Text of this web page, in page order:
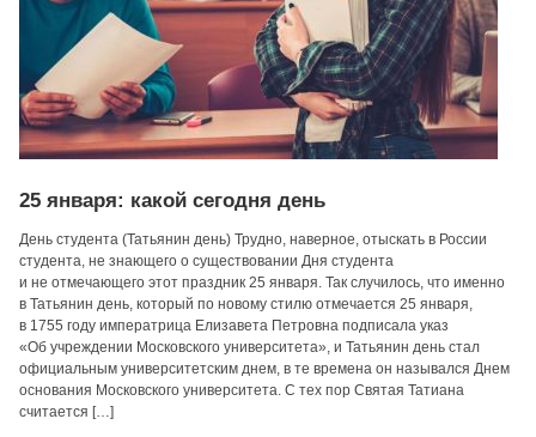
25 января: какой сегодня день
День студента (Татьянин день) Трудно, наверное, отыскать в России
студента, не знающего о существовании Дня студента
и не отмечающего этот праздник 25 января. Так случилось, что именно
в Татьянин день, который по новому стилю отмечается 25 января,
в 1755 году императрица Елизавета Петровна подписала указ
«Об учреждении Московского университета», и Татьянин день стал
официальным университетским днем, в те времена он назывался Днем
основания Московского университета. С тех пор Святая Татиана
считается […]